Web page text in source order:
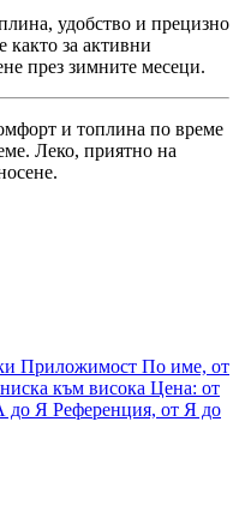
удобство и прецизно
както за активни
през зимните месеци.
и топлина по време
Леко, приятно на
Приложимост По име, от
към висока Цена: от
до Я Референция, от Я до